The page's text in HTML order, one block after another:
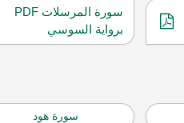
سورة المرسلات PDF
برواية السوسي
سورة هود